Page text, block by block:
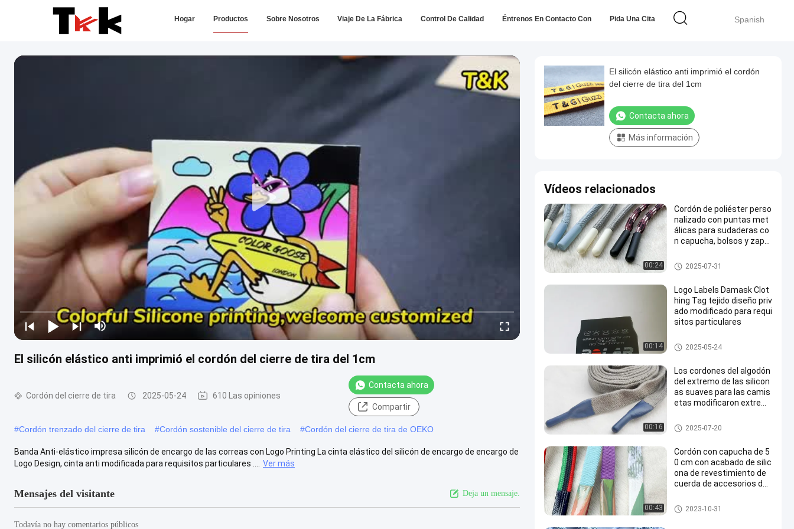
Spanish
Hogar Productos Sobre Nosotros Viaje De La Fábrica Control De Calidad Éntrenos En Contacto Con Pida Una Cita
El silicón elástico anti imprimió el cordón del cierre de tira del 1cm
Cordón del cierre de tira 2025-05-24 610 Las opiniones
Contacta ahora
Compartir
#Cordón trenzado del cierre de tira #Cordón sostenible del cierre de tira #Cordón del cierre de tira de OEKO
Banda Anti-elástico impresa silicón de encargo de las correas con Logo Printing La cinta elástico del silicón de encargo de encargo de
Logo Design, cinta anti modificada para requisitos particulares ....
Ver más
Mensajes del visitante Deja un mensaje.
Todavía no hay comentarios públicos
El silicón elástico anti imprimió el cordón
del cierre de tira del 1cm
Contacta ahora
Más información
Vídeos relacionados
00:24
Cordón de poliéster perso
nalizado con puntas met
álicas para sudaderas co
n capucha, bolsos y zapa
Cordón del cierre de tira
2025-07-31
00:14
Logo Labels Damask Clot
hing Tag tejido diseño priv
ado modificado para requi
sitos particulares
Etiquetas de la ropa de la impr
esión de la pantalla
2025-05-24
00:16
Los cordones del algodón
del extremo de las silicon
as suaves para las camis
etas modificaron extremi
uisitos particulares
Cordón del cierre de tira
2025-07-20
00:43
Cordón con capucha de 5
0 cm con acabado de silic
ona de revestimiento de
cuerda de accesorios de r
Cordón del cierre de tira
2023-10-31